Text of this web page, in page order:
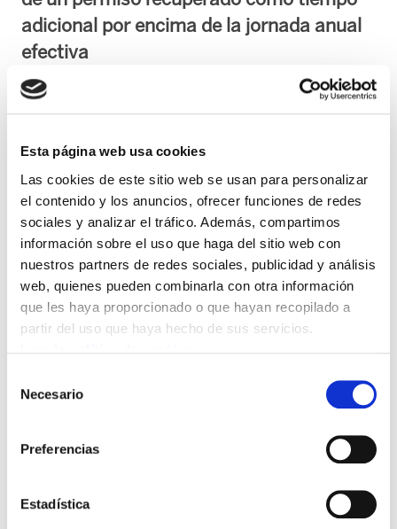
Esta página web usa cookies
Las cookies de este sitio web se usan para personalizar
el contenido y los anuncios, ofrecer funciones de redes
sociales y analizar el tráfico. Además, compartimos
información sobre el uso que haga del sitio web con
nuestros partners de redes sociales, publicidad y análisis
web, quienes pueden combinarla con otra información
que les haya proporcionado o que hayan recopilado a
partir del uso que haya hecho de sus servicios.
Necesario
Preferencias
Estadística
adicional por encima de la jornada anual
efectiva
En resumen, para poder disfrutar del permiso
Prolongar la jornada mínimo media hora,
previamente negociado dentro del servicio
en el que se trabaje.
Mediante cursos de Euskera homologados
realizados fuera del horario de trabajo.
Acreditando el aprovechamiento del
curso con una asistencia del 80% del
si no es en colaboración con el IVAP
certificado de asistencia al curso.
En el caso de la Escuela Oficial de